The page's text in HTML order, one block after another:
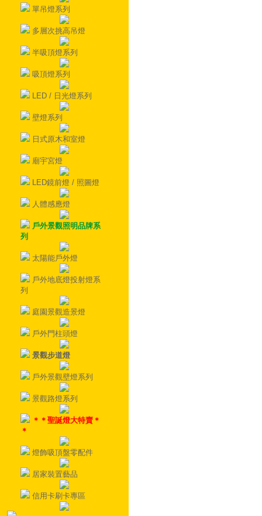
單吊燈系列
多層次挑高吊燈
半吸頂燈系列
吸頂燈系列
LED / 日光燈系列
壁燈系列
日式原木和室燈
廟宇宮燈
LED鏡前燈 / 照圖燈
人體感應燈
戶外景觀照明品牌系
列
太陽能戶外燈
戶外地底燈投射燈系
列
庭園景觀造景燈
戶外門柱頭燈
景觀步道燈
戶外景觀壁燈系列
景觀路燈系列
＊＊聖誕燈大特賣＊
＊
燈飾吸頂盤零配件
居家裝置藝品
信用卡刷卡專區